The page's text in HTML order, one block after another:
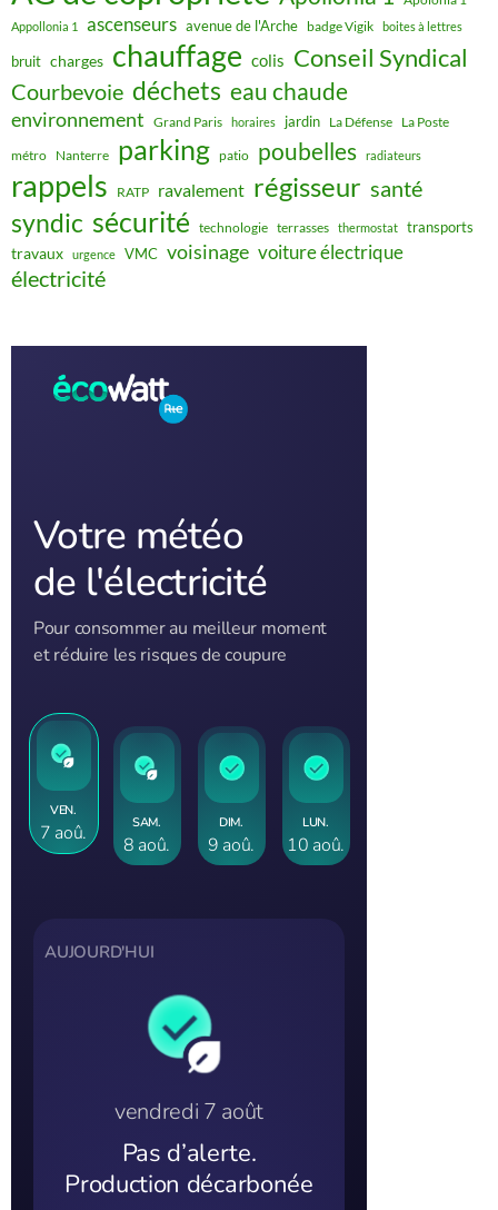
Appollonia 1 ascenseurs avenue de l'Arche badge Vigik boites à lettres
bruit charges chauffage colis Conseil Syndical
Courbevoie déchets eau chaude
environnement Grand Paris horaires jardin La Défense La Poste
métro Nanterre parking patio poubelles radiateurs
rappels RATP ravalement régisseur santé
syndic sécurité technologie terrasses thermostat transports
travaux urgence VMC voisinage voiture électrique
électricité